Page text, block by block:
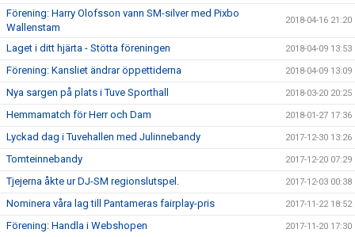
Förening: Harry Olofsson vann SM-silver med Pixbo
Wallenstam
2018-04-16 21:20
Laget i ditt hjärta - Stötta föreningen 2018-04-09 13:53
Förening: Kansliet ändrar öppettiderna 2018-04-09 13:09
Nya sargen på plats i Tuve Sporthall 2018-03-20 20:25
Hemmamatch för Herr och Dam 2018-01-27 17:36
Lyckad dag i Tuvehallen med Julinnebandy 2017-12-30 13:26
Tomteinnebandy 2017-12-20 07:29
Tjejerna åkte ur DJ-SM regionslutspel. 2017-12-03 00:38
Nominera våra lag till Pantameras fairplay-pris 2017-11-22 18:52
Förening: Handla i Webshopen 2017-11-20 17:30